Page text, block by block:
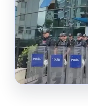
05.08.2026